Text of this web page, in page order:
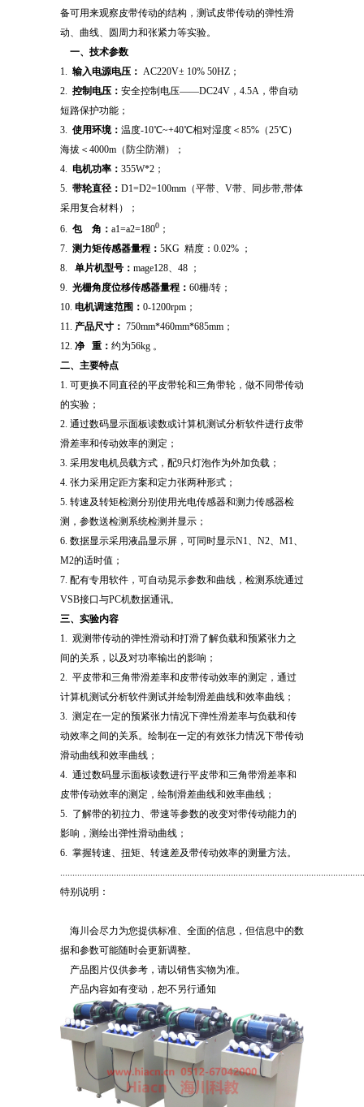
备可用来观察皮带传动的结构，测试皮带传动的弹性滑
动、曲线、圆周力和张紧力等实验。
一、技术参数
1. 输入电源电压： AC220V± 10% 50HZ；
2. 控制电压： 安全控制电压——DC24V，4.5A，带自动
短路保护功能；
3. 使用环境： 温度-10℃~+40℃相对湿度＜85%（25℃）
海拔＜4000m（防尘防潮）；
4. 电机功率： 355W*2；
5. 带轮直径： D1=D2=100mm（平带、V带、同步带,带体
采用复合材料）；
6. 包 角 ： a1=a2=1800 ；
7. 测力矩传感器量程： 5KG 精度：0.02% ；
8. 单片机型号： mage128、48 ；
9. 光栅角度位移传感器量程： 60栅/转；
10. 电机调速范围： 0-1200rpm；
11. 产品尺寸： 750mm*460mm*685mm；
12. 净 重： 约为56kg 。
二、主要特点
1. 可更换不同直径的平皮带轮和三角带轮，做不同带传动
的实验；
2. 通过数码显示面板读数或计算机测试分析软件进行皮带
滑差率和传动效率的测定；
3. 采用发电机员载方式，配9只灯泡作为外加负载；
4. 张力采用定距方案和定力张两种形式；
5. 转速及转矩检测分别使用光电传感器和测力传感器检
测，参数送检测系统检测并显示；
6. 数据显示采用液晶显示屏，可同时显示N1、N2、M1、
M2的适时值；
7. 配有专用软件，可自动晃示参数和曲线，检测系统通过
VSB接口与PC机数据通讯。
三、实验内容
1. 观测带传动的弹性滑动和打滑了解负载和预紧张力之
间的关系，以及对功率输出的影响；
2. 平皮带和三角带滑差率和皮带传动效率的测定，通过
计算机测试分析软件测试并绘制滑差曲线和效率曲线；
3. 测定在一定的预紧张力情况下弹性滑差率与负载和传
动效率之间的关系。绘制在一定的有效张力情况下带传动
滑动曲线和效率曲线；
4. 通过数码显示面板读数进行平皮带和三角带滑差率和
皮带传动效率的测定，绘制滑差曲线和效率曲线；
5. 了解带的初拉力、带速等参数的改变对带传动能力的
影响，测绘出弹性滑动曲线；
6. 掌握转速、扭矩、转速差及带传动效率的测量方法。
特别说明：
海川会尽力为您提供标准、全面的信息，但信息中的数
据和参数可能随时会更新调整。
产品图片仅供参考，请以销售实物为准。
产品内容如有变动，恕不另行通知